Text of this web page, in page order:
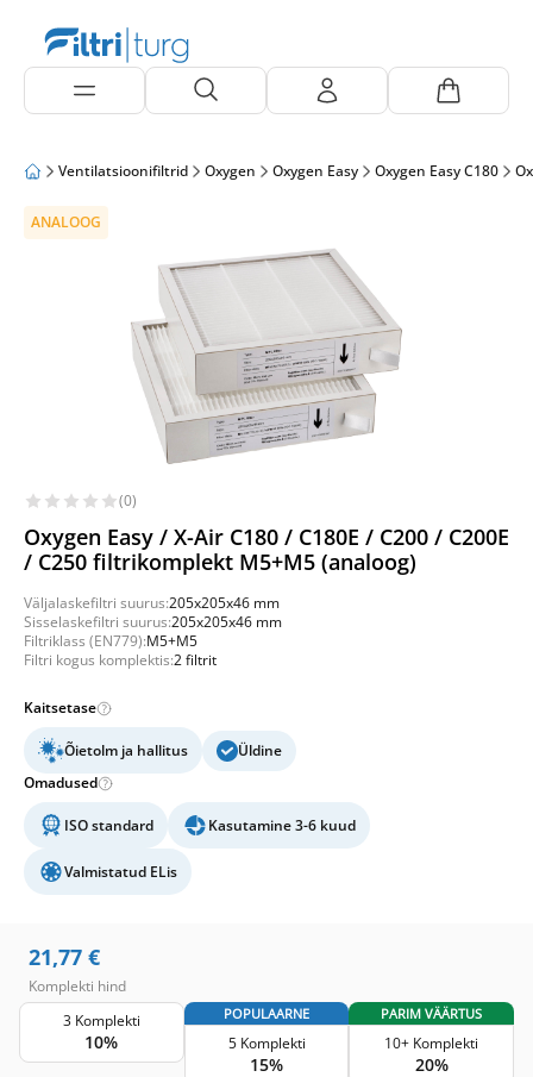
Ventilatsioonifiltrid Oxygen Oxygen Easy Oxygen Easy C180
ANALOOG
(0)
Oxygen Easy / X-Air C180 / C180E / C200 / C200E
/ C250 filtrikomplekt M5+M5 (analoog)
Väljalaskefiltri suurus:205x205x46 mm
Sisselaskefiltri suurus:205x205x46 mm
Filtriklass (EN779):M5+M5
Filtri kogus komplektis:2 filtrit
Kaitsetase
Õietolm ja hallitus
Üldine
Omadused
ISO standard Kasutamine 3-6 kuud
Valmistatud ELis
21,77 €
Komplekti hind
3 Komplekti
10%
POPULAARNE
5 Komplekti
15%
PARIM VÄÄRTUS
10+ Komplekti
20%